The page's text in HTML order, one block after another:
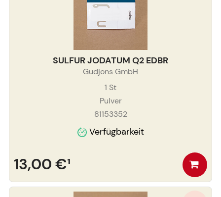
SULFUR JODATUM Q2 EDBR
Gudjons GmbH
1 St
Pulver
81153352
Verfügbarkeit
13,00 €¹